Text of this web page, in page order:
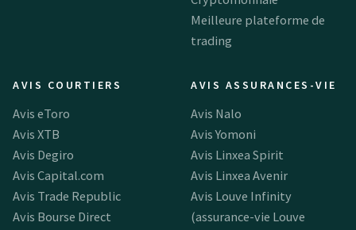
Meilleure plateforme de
trading
AVIS COURTIERS
Avis eToro
Avis XTB
Avis Degiro
Avis Capital.com
Avis Trade Republic
Avis Bourse Direct
AVIS ASSURANCES-VIE
Avis Nalo
Avis Yomoni
Avis Linxea Spirit
Avis Linxea Avenir
Avis Louve Infinity
(assurance-vie Louve